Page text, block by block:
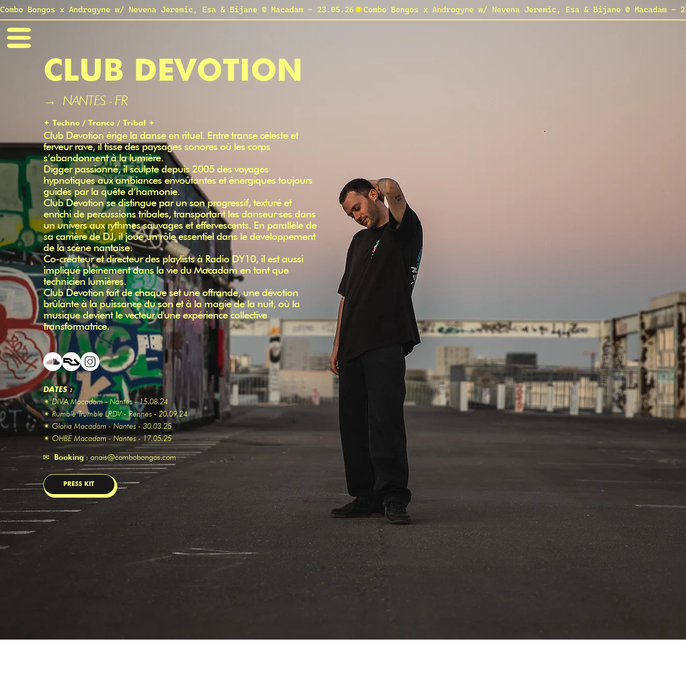
Combo Bongos x Androgyne w/ Nevena Jeremic, Esa & Bijane @ Macadam - 23.05.26
CLUB DEVOTION
→ NANTES - FR
✦ Techno / Trance / Tribal ✦
Club Devotion érige la danse en rituel. Entre transe céleste et
ferveur rave, il tisse des paysages sonores où les corps
s’abandonnent à la lumière.
Digger passionné, il sculpte depuis 2005 des voyages
hypnotiques aux ambiances envoûtantes et énergiques toujours
guidés par la quête d’harmonie.
Club Devotion se distingue par un son progressif, texturé et
enrichi de percussions tribales, transportant les danseur·ses dans
un univers aux rythmes sauvages et effervescents. En parallèle de
sa carrière de DJ, il joue un rôle essentiel dans le développement
de la scène nantaise.
Co-créateur et directeur des playlists à Radio DY10, il est aussi
impliqué pleinement dans la vie du Macadam en tant que
technicien lumières.
Club Devotion fait de chaque set une offrande, une dévotion
brûlante à la puissance du son et à la magie de la nuit, où la
musique devient le vecteur d'une expérience collective
transformatrice.
DATES :
✴ DIVA Macadam - Nantes - 15.08.24
✴ Rumble Trumble LRDV - Rennes - 20.09.24
✴ Gloria Macadam - Nantes - 30.03.25
✴ OHBE Macadam - Nantes - 17.05.25
✉ Booking: anais@combobongos.com
PRESS KIT